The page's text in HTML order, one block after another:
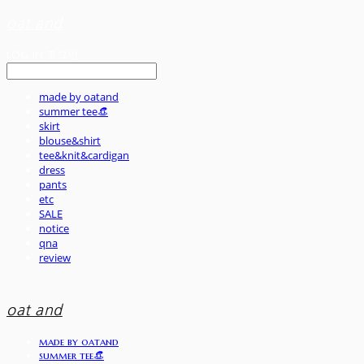
made by oatand
summer tee👒
skirt
blouse&shirt
tee&knit&cardigan
dress
pants
etc
SALE
notice
qna
review
oat and
made by oatand
summer tee👒